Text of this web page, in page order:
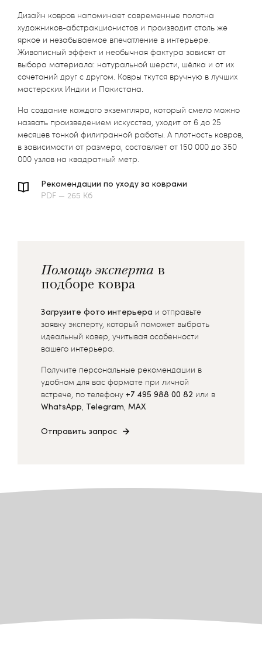
Дизайн ковров напоминает современные полотна
художников-абстракционистов и производит столь же
яркое и незабываемое впечатление в интерьере.
Живописный эффект и необычная фактура зависят от
выбора материала: натуральной шерсти, шёлка и от их
сочетаний друг с другом. Ковры ткутся вручную в лучших
мастерских Индии и Пакистана.
На создание каждого экземпляра, который смело можно
назвать произведением искусства, уходит от 6 до 25
месяцев тонкой филигранной работы. А плотность ковров,
в зависимости от размера, составляет от 150 000 до 350
000 узлов на квадратный метр.
Рекомендации по уходу за коврами
PDF — 265 Кб
Помощь эксперта в
подборе ковра
Загрузите фото интерьера и отправьте
заявку эксперту, который поможет выбрать
идеальный ковер, учитывая особенности
вашего интерьера.
Получите персональные рекомендации в
удобном для вас формате при личной
встрече, по телефону +7 495 988 00 82 или в
WhatsApp, Telegram, MAX
Отправить запрос